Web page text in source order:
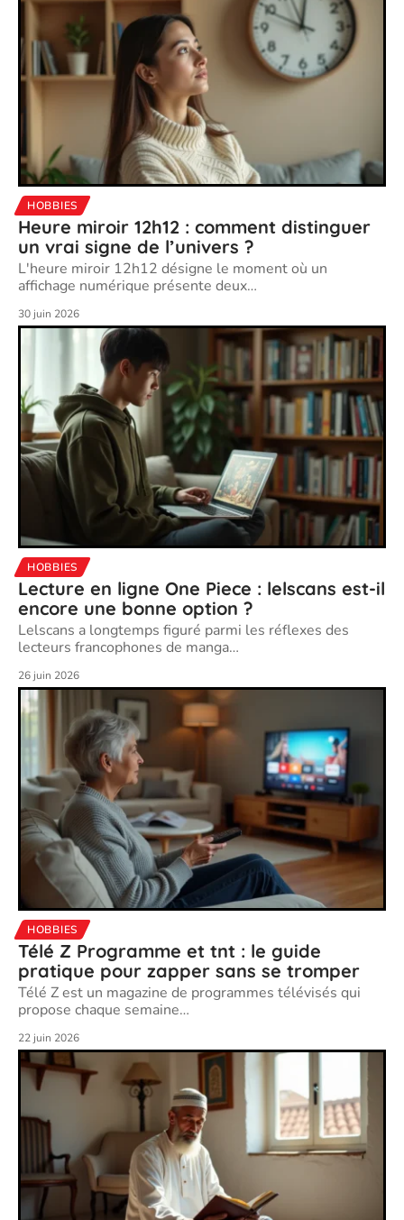
HOBBIES
Heure miroir 12h12 : comment distinguer
un vrai signe de l’univers ?
L'heure miroir 12h12 désigne le moment où un
affichage numérique présente deux…
30 juin 2026
HOBBIES
Lecture en ligne One Piece : lelscans est-il
encore une bonne option ?
Lelscans a longtemps figuré parmi les réflexes des
lecteurs francophones de manga…
26 juin 2026
HOBBIES
Télé Z Programme et tnt : le guide
pratique pour zapper sans se tromper
Télé Z est un magazine de programmes télévisés qui
propose chaque semaine…
22 juin 2026